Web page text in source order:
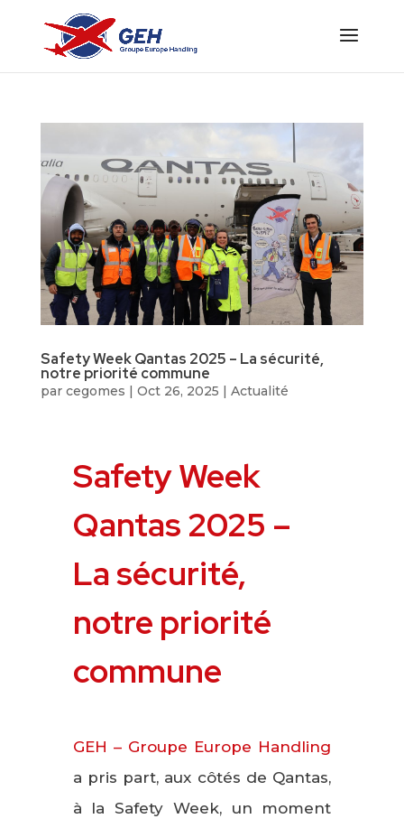
Safety Week Qantas 2025 – La sécurité,
notre priorité commune
par cegomes | Oct 26, 2025 | Actualité
Safety Week
Qantas 2025 –
La sécurité,
notre priorité
commune
GEH – Groupe Europe Handling
a pris part, aux côtés de Qantas,
à la Safety Week, un moment